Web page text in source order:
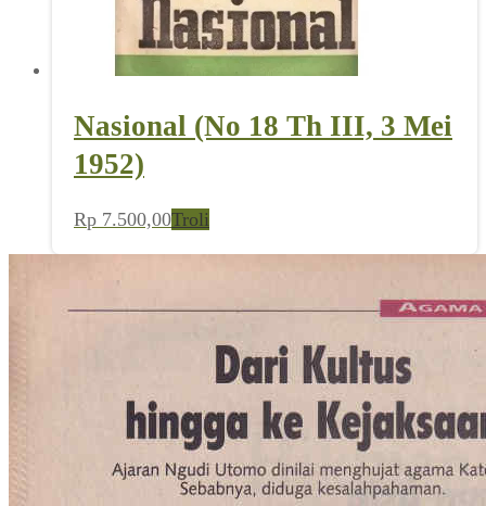
Nasional (No 18 Th III, 3 Mei
1952)
Rp 7.500,00Troli